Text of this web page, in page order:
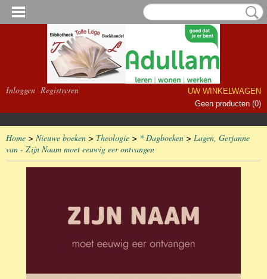
Inloggen Registreren
UW WINKELWAGEN
Geen producten (0)
Home > Nieuwe boeken > Theologie > * Dagboeken > Lagen, Gerjanne
van - Zijn Naam moet eeuwig eer ontvangen